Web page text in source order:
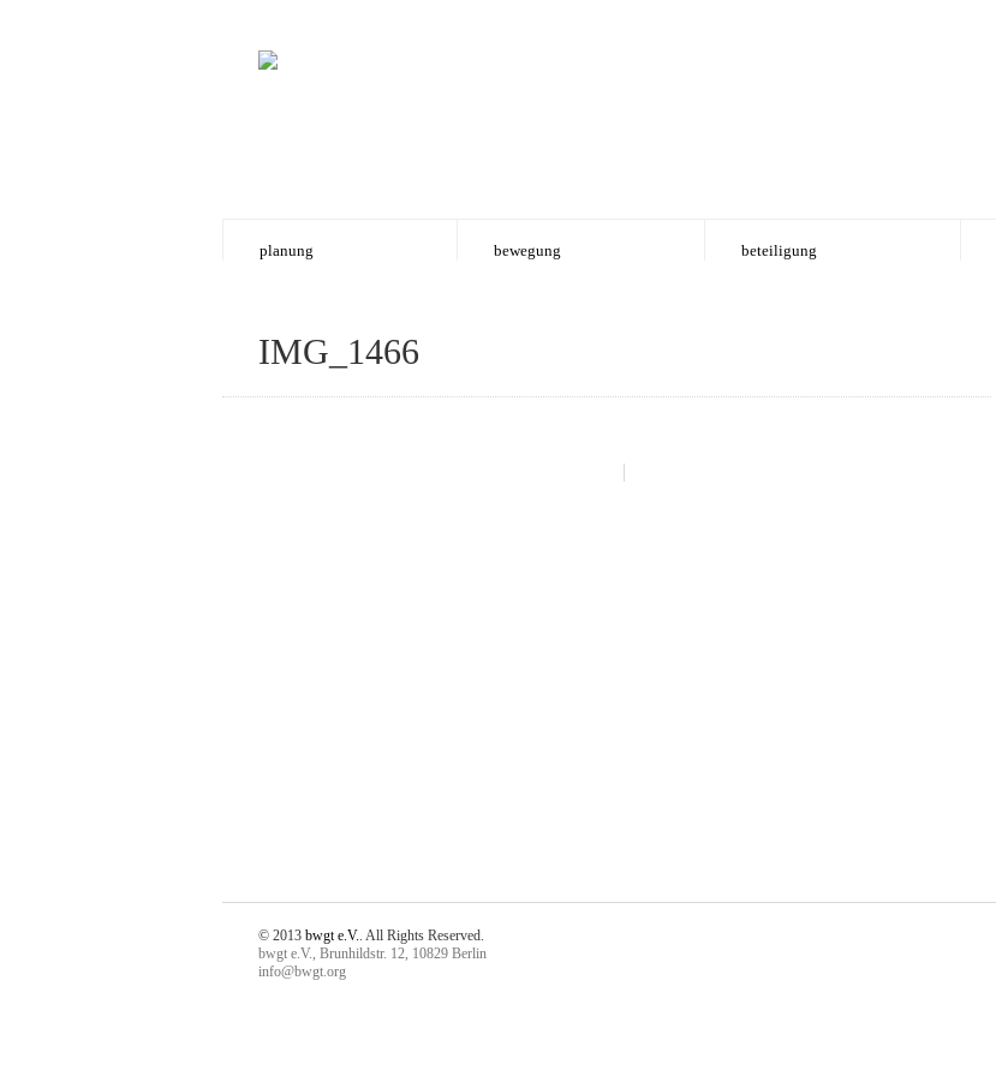
planung bewegung beteiligung
IMG_1466
© 2013 bwgt e.V.. All Rights Reserved.
bwgt e.V., Brunhildstr. 12, 10829 Berlin
info@bwgt.org